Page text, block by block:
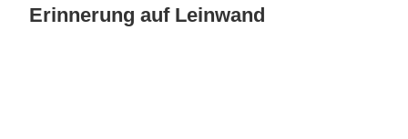
Erinnerung auf Leinwand